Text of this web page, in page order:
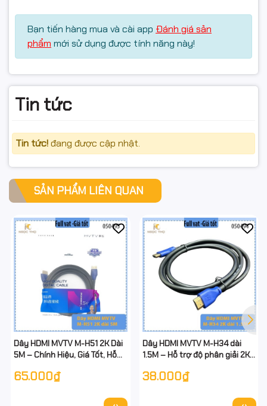
#DayHDMI10m #HDMI4K #VEGGIEG #VH305
#DayHDMIChinhHieu #HDMIToTV #HDMIProjector
#PhuKienMayTinh #FullVAT #CamLaChay
#BaoHanh12Thang
Bạn tiến hàng mua và cài app Đánh giá sản
phẩm mới sử dụng được tính năng này!
Tin tức
Tin tức!đang được cập nhật.
SẢN PHẨM LIÊN QUAN
Dây HDMI MVTV M-H51 2K Dài
5M – Chính Hiệu, Giá Tốt, Hỗ
65.000₫
Dây HDMI MVTV M-H34 dài
1.5M – Hỗ trợ độ phân giải 2K
38.000₫